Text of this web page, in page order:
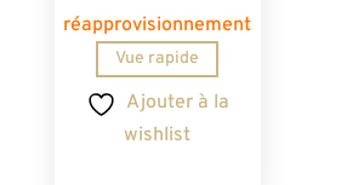
réapprovisionnement
Vue rapide
Ajouter à la
wishlist